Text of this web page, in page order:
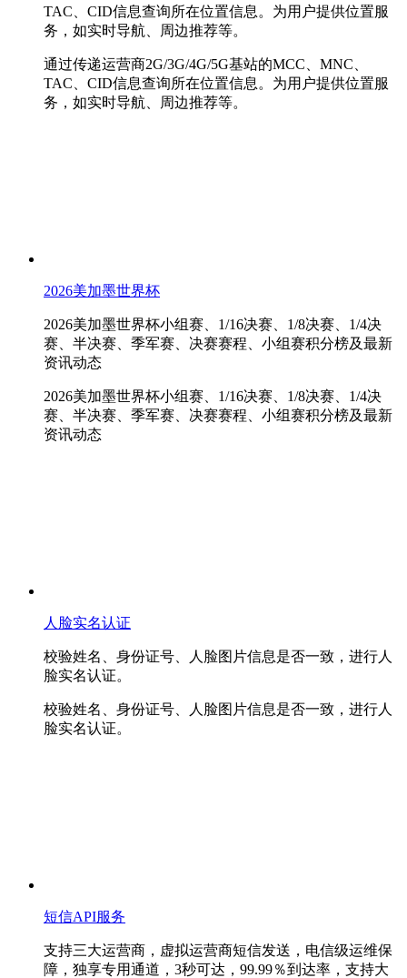
TAC、CID信息查询所在位置信息。为用户提供位置服
务，如实时导航、周边推荐等。
通过传递运营商2G/3G/4G/5G基站的MCC、MNC、
TAC、CID信息查询所在位置信息。为用户提供位置服
务，如实时导航、周边推荐等。
2026美加墨世界杯
2026美加墨世界杯小组赛、1/16决赛、1/8决赛、1/4决
赛、半决赛、季军赛、决赛赛程、小组赛积分榜及最新
资讯动态
2026美加墨世界杯小组赛、1/16决赛、1/8决赛、1/4决
赛、半决赛、季军赛、决赛赛程、小组赛积分榜及最新
资讯动态
人脸实名认证
校验姓名、身份证号、人脸图片信息是否一致，进行人
脸实名认证。
校验姓名、身份证号、人脸图片信息是否一致，进行人
脸实名认证。
短信API服务
支持三大运营商，虚拟运营商短信发送，电信级运维保
障，独享专用通道，3秒可达，99.99％到达率，支持大